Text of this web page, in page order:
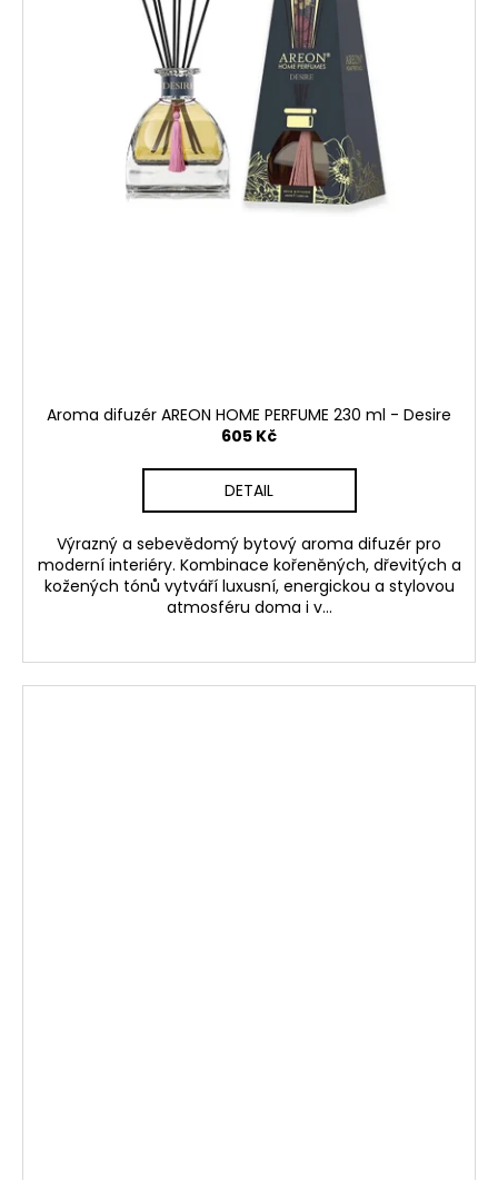
Aroma difuzér AREON HOME PERFUME 230 ml - Desire
605 Kč
DETAIL
Výrazný a sebevědomý bytový aroma difuzér pro
moderní interiéry. Kombinace kořeněných, dřevitých a
kožených tónů vytváří luxusní, energickou a stylovou
atmosféru doma i v...